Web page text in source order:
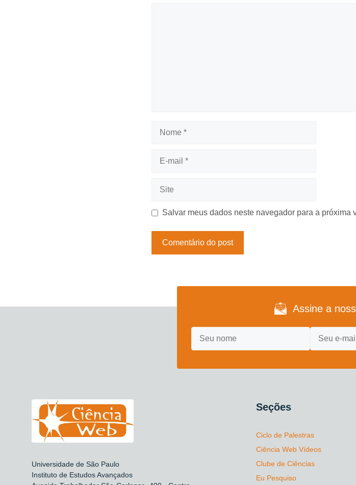
Salvar meus dados neste navegador para a próxima
Assine a
Universidade de São Paulo
Instituto de Estudos Avançados
Seções
Ciclo de Palestras
Ciência Web Vídeos
Clube de Ciências
Eu Pesquiso